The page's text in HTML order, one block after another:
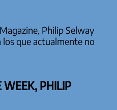
Philip Selway
los que actualmente no
WEEK, PHILIP